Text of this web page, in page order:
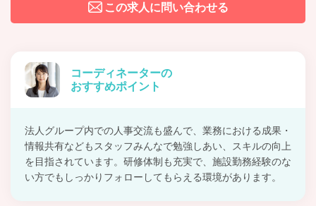
この求人に問い合わせる
コーディネーターの
おすすめポイント
法人グループ内での人事交流も盛んで、業務における成果・
情報共有などもスタッフみんなで勉強しあい、スキルの向上
を目指されています。研修体制も充実で、施設勤務経験のな
い方でもしっかりフォローしてもらえる環境があります。